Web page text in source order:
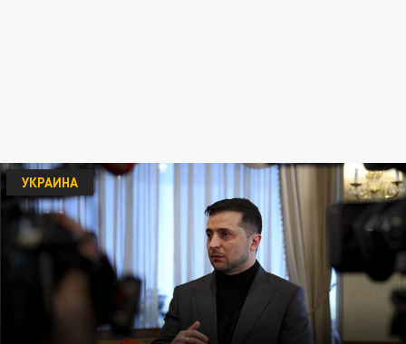
УКРАИНА